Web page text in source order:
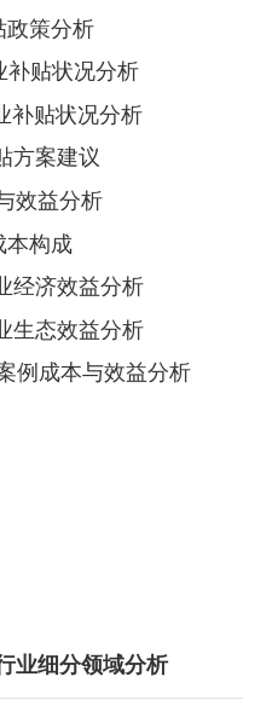
政策分析
补贴状况分析
补贴状况分析
方案建议
效益分析
本构成
经济效益分析
生态效益分析
例成本与效益分析
业细分领域分析